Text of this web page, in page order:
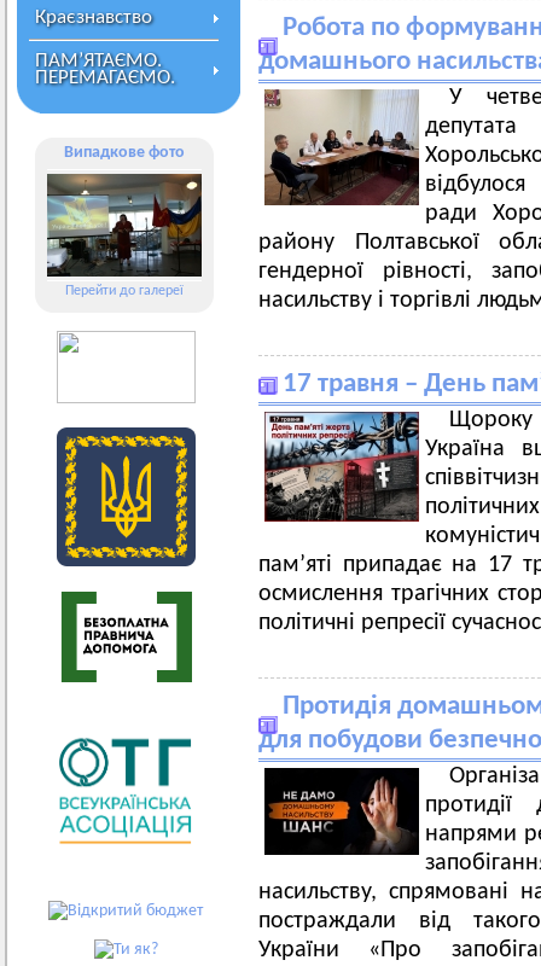
Краєзнавство
ПАМ’ЯТАЄМО.
ПЕРЕМАГАЄМО.
Випадкове фото
Перейти до галереї
Робота по
домашнього
У
ради
району Полтавської
гендерної рівності,
насильству і торгівлі
17 травня – День
Україна
пам’яті припадає на 17
осмислення трагічних
політичні репресії
Протидія
для побудови
протидії
напрями
насильству, спрямовані
постраждали від
України «Про